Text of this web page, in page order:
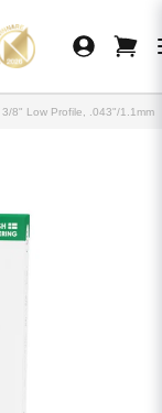
8" Low Profile, .043"/1.1mm